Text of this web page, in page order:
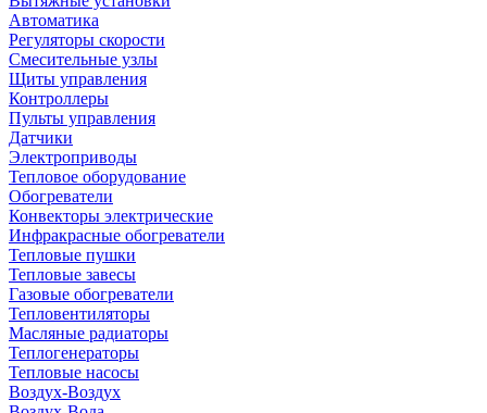
Автоматика
Регуляторы скорости
Смесительные узлы
Щиты управления
Контроллеры
Пульты управления
Датчики
Электроприводы
Тепловое оборудование
Обогреватели
Конвекторы электрические
Инфракрасные обогреватели
Тепловые пушки
Тепловые завесы
Газовые обогреватели
Тепловентиляторы
Масляные радиаторы
Теплогенераторы
Тепловые насосы
Воздух-Воздух